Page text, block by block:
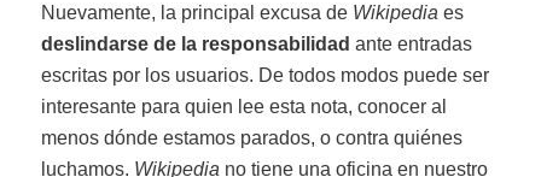
Nuevamente, la principal excusa de Wikipediaes
deslindarse de la responsabilidadante entradas
escritas por los usuarios. De todos modos puede ser
interesante para quien lee esta nota, conocer al
menos dónde estamos parados, o contra quiénes
luchamos. Wikipedia no tiene una oficina en nuestro